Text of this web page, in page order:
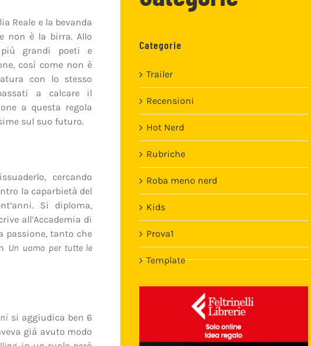
Reale e la bevanda
non è la birra. Allo
grandi poeti e
così come non è
con lo stesso
a calcare il
a questa regola
sul suo futuro.
cercando
la caparbietà del
Si diploma,
all’Accademia di
passione, tanto che
Un uomo per tutte le
si aggiudica ben 6
già avuto modo
Categorie
Trailer
Recensioni
Hot Nerd
Rubriche
Roba meno nerd
Kids
Prova1
Template